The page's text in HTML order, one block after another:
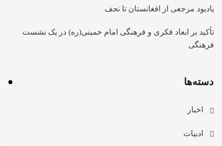
یادبود مرجعی از افغانستان تا نجف
تأکید بر ابعاد فکری و فرهنگی امام خمینی(ره) در یک نشست
فرهنگی
دسته‌ها
اخبار
ادبیات